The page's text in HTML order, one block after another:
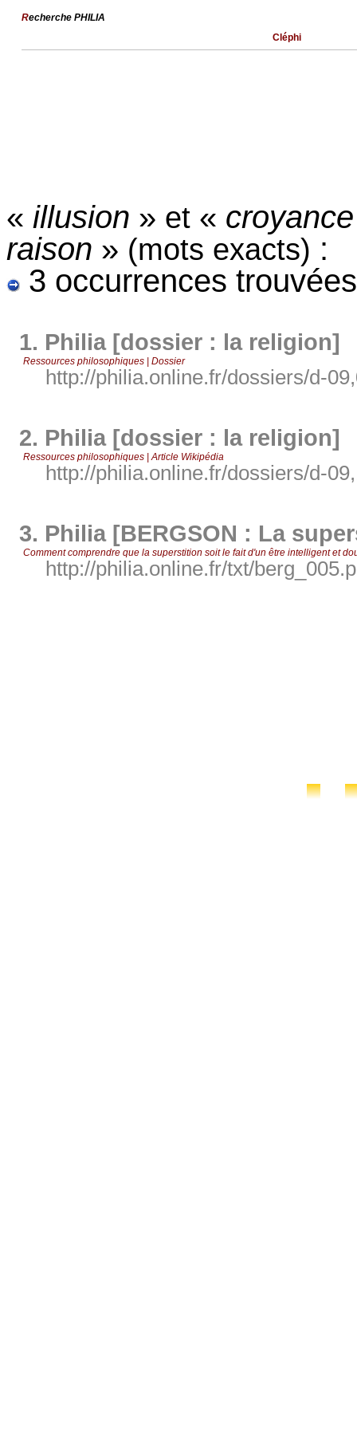
Recherche PHILIA
Cléphi
« illusion » et «
raison » (mots exacts) :
3 occurrences
1. Philia [dossier : la religion]
Ressources philosophiques | Dossier
http://philia.online.fr/dossiers/d-
2. Philia [dossier : la religion]
Ressources philosophiques | Article Wikipédia
http://philia.online.fr/dossiers/d-
3. Philia [BERGSON : La
Comment comprendre que la superstition soit le fait d'un être intelligent et
http://philia.online.fr/txt/